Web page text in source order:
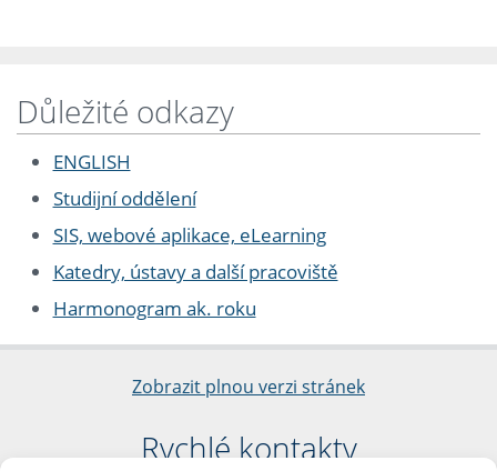
Důležité odkazy
ENGLISH
Studijní oddělení
SIS, webové aplikace, eLearning
Katedry, ústavy a další pracoviště
Harmonogram ak. roku
Zobrazit plnou verzi stránek
Rychlé kontakty